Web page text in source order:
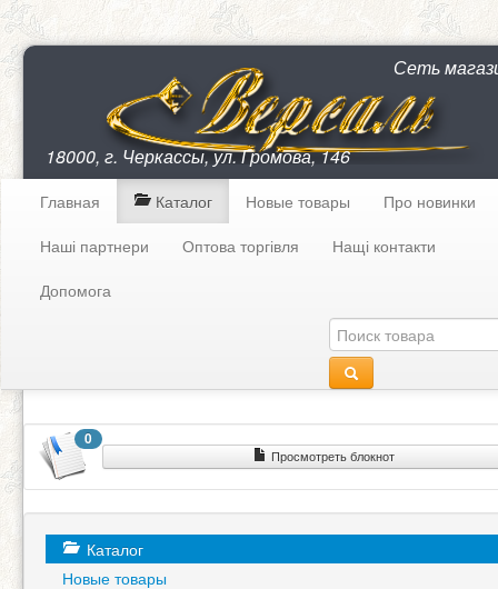
Сеть
18000, г. Черкассы, ул. Громова, 146
Главная Каталог Новые товары
Про новинки
Наші партнери
Оптова торгівля
Нащі контакти
Допомога
0
Просмотреть блокнот
Каталог
Новые товары